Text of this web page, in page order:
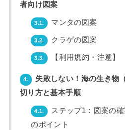
者向け図案
3.1. マンタの図案
3.2. クラゲの図案
3.3. 【利用規約・注意】
4.
失敗しない！海の生き物
切り方と基本手順
4.1.
ステップ1：図案の
のポイント